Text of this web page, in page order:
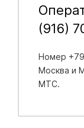
(916)
Номер
Москва и
МТС.